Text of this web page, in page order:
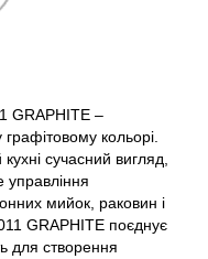
GRAPHITE –
кольорі.
сучасний вигляд,
управління
мийок, раковин і
GRAPHITE поєднує
для створення